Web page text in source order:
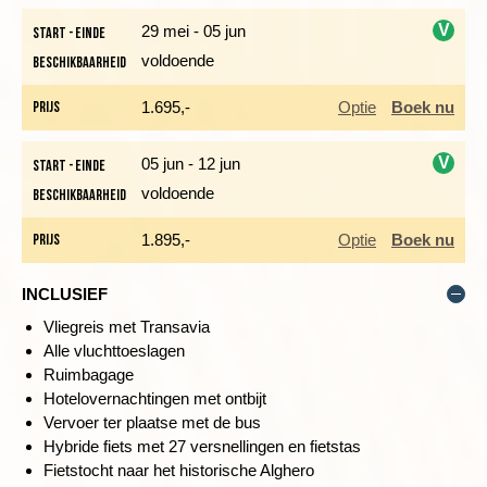
We komen aan in het sfeervolle historische stadje Alghero,
met smalle straatjes en Catalaanse kerken die dateren uit de
12e eeuw. In 1355 werd Alghero veroverd door de Catalanen
Barcelona’. De straatnamen zijn zowel in het Italiaans als in
het Catalaans geschreven. Er is tijd om te lunchen en het
stadje verder te ontdekken. Aan het einde van de middag gaan
we terug naar Bosa, waarbij we de kustlijn terug naar ons hotel
Dag 3 Bosa Marina - fietstocht naar Temo-vallei en
Malvasia-wijngaarden - Bosa Marina
Start - einde 29 mei - 05 jun V
Beschikbaarheid voldoende
Prijs 1.695,- Optie Boek nu
Start - einde 05 jun - 12 jun V
Beschikbaarheid voldoende
Prijs 1.895,- Optie Boek nu
INCLUSIEF
Vliegreis met Transavia
Alle vluchttoeslagen
Ruimbagage
Hotelovernachtingen met ontbijt
Vervoer ter plaatse met de bus
Hybride fiets met 27 versnellingen en fietstas
Fietstocht naar het historische Alghero